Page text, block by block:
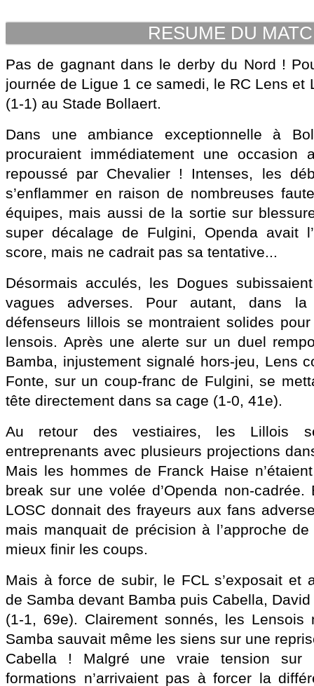
RESUME DU
Pas de gagnant dans le derby du Nord !
journée de Ligue 1 ce samedi, le RC Lens et
(1-1) au Stade Bollaert.
Dans une ambiance exceptionnelle à
procuraient immédiatement une
repoussé par Chevalier ! Intenses, les
s’enflammer en raison de nombreuses
équipes, mais aussi de la sortie sur
super décalage de Fulgini, Openda avait
score, mais ne cadrait pas sa tentative...
Désormais acculés, les Dogues
vagues adverses. Pour autant, dans
défenseurs lillois se montraient solides
lensois. Après une alerte sur un duel
Bamba, injustement signalé hors-jeu, Lens
Fonte, sur un coup-franc de Fulgini, se
tête directement dans sa cage (1-0, 41e).
Au retour des vestiaires, les Lillois
entreprenants avec plusieurs projections
Mais les hommes de Franck Haise
break sur une volée d’Openda non-
LOSC donnait des frayeurs aux fans
mais manquait de précision à l’approche
mieux finir les coups.
Mais à force de subir, le FCL s’exposait et
de Samba devant Bamba puis Cabella,
(1-1, 69e). Clairement sonnés, les Lensois
Samba sauvait même les siens sur une
Cabella ! Malgré une vraie tension sur
formations n’arrivaient pas à forcer la